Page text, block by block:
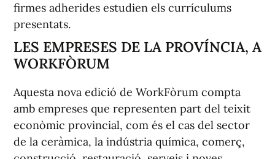
firmes adherides estudien els currículums
presentats.
LES EMPRESES DE LA PROVÍNCIA, A
WORKFÒRUM
Aquesta nova edició de WorkFòrum compta
amb empreses que representen part del teixit
econòmic provincial, com és el cas del sector
de la ceràmica, la indústria química, comerç,